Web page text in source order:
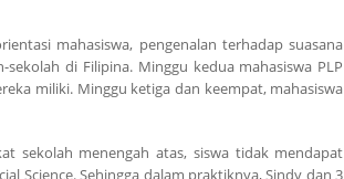
mahasiswa, pengenalan terhadap suasana
di Filipina. Minggu kedua mahasiswa PLP
miliki. Minggu ketiga dan keempat, mahasiswa
sekolah menengah atas, siswa tidak mendapat
Science. Sehingga dalam praktiknya, Sindy dan 3